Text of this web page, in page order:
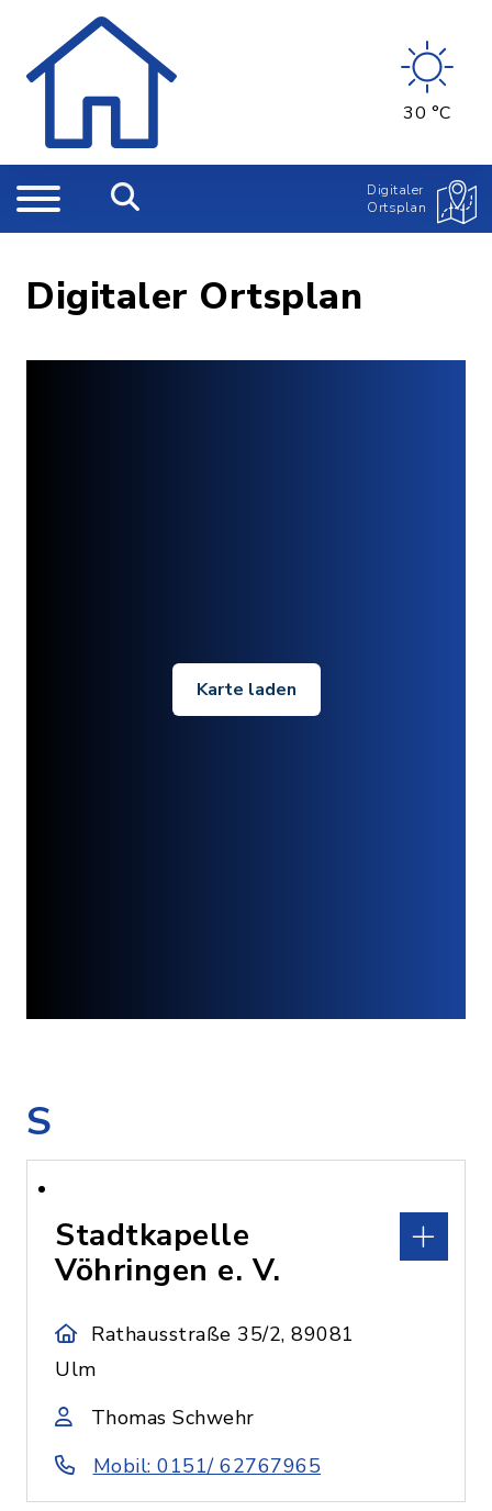
30 °C
Digitaler
Ortsplan
Digitaler Ortsplan
Karte laden
S
Stadtkapelle
Vöhringen e. V.
Rathausstraße 35/2, 89081
Ulm
Thomas Schwehr
Mobil: 0151/ 62767965